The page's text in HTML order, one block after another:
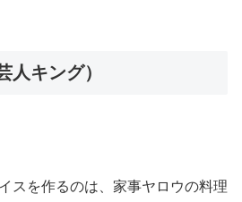
人キング）
スを作るのは、家事ヤロウの料理